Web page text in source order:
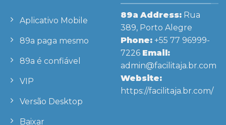
Aplicativo Mobile
89a paga mesmo
89a é confiável
VIP
Versão Desktop
Baixar
89a Address: Rua
389, Porto Alegre
Phone: +55 77 96999-
7226 Email:
admin@facilitaja.br.com
Website:
https://facilitaja.br.com/